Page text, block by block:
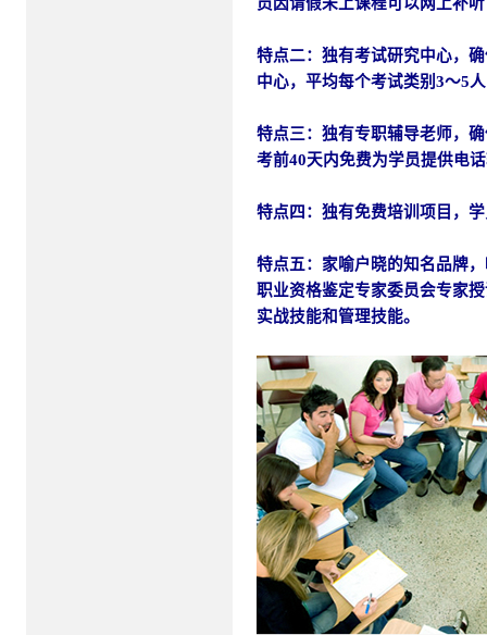
特点二：独有考试研究中心，
中心，平均每个考试类别3～5
特点三：独有专职辅导老师，
考前40天内免费为学员提供电
特点四：独有免费培训项目，
特点五： 家喻户晓的知名品牌
职业资格鉴定专家委员会专家
实战技能和管理技能。